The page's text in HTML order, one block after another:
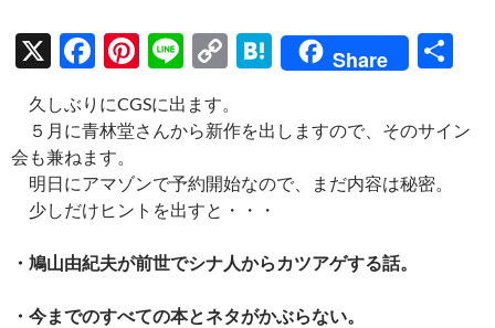
X
F
e
b
o
o
k
Pi
er
t
Li
n
e
C
p
Li
k
H
e
a
Share
久しぶりにCGSに出ます。
５月に青林堂さんから新作を出しますので、そのサイン
会も兼ねます。
明日にアマゾンで予約開始なので、まだ内容は秘密。
少しだけヒントを出すと・・・
・鳩山由紀夫が前世でシナ人からカツアゲする話。
・今までのすべての本とネタがかぶらない。